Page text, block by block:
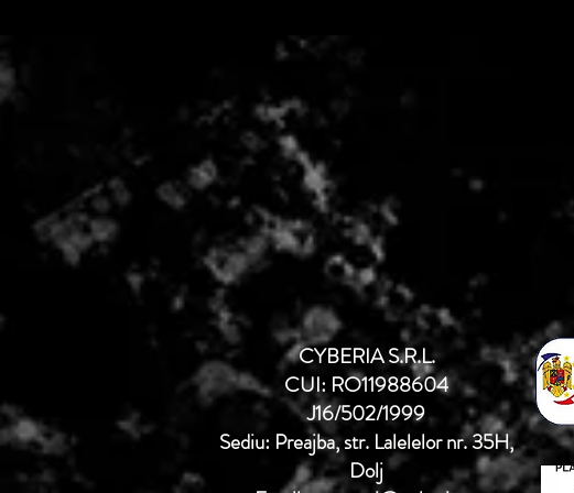
CYBERIA S.R.L.
CUI: RO11988604
J16/502/1999
Sediu: Preajba, str. Lalelelor nr. 35H,
Dolj